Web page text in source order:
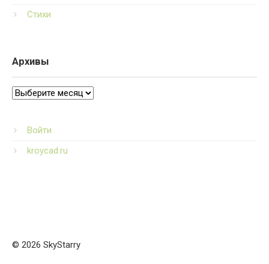
Стихи
Архивы
Архивы
Войти
kroycad.ru
© 2026 SkyStarry